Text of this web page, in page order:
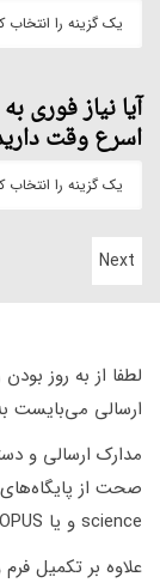
اسرع وقت
لطفا از به روز
ارسالی می‌بایست
مدارک ارسالی و
صحت از
science و یا SCOPUS باشند
علاوه بر تکمیل